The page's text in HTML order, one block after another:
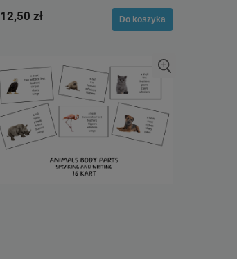
12,50 zł Do koszyka